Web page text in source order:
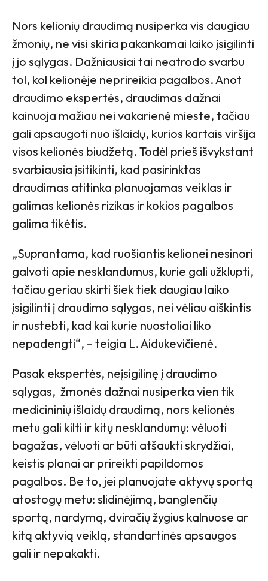
Nors kelionių draudimą nusiperka vis daugiau
žmonių, ne visi skiria pakankamai laiko įsigilinti
į jo sąlygas. Dažniausiai tai neatrodo svarbu
tol, kol kelionėje neprireikia pagalbos. Anot
draudimo ekspertės, draudimas dažnai
kainuoja mažiau nei vakarienė mieste, tačiau
gali apsaugoti nuo išlaidų, kurios kartais viršija
visos kelionės biudžetą. Todėl prieš išvykstant
svarbiausia įsitikinti, kad pasirinktas
draudimas atitinka planuojamas veiklas ir
galimas kelionės rizikas ir kokios pagalbos
galima tikėtis.
„Suprantama, kad ruošiantis kelionei nesinori
galvoti apie nesklandumus, kurie gali užklupti,
tačiau geriau skirti šiek tiek daugiau laiko
įsigilinti į draudimo sąlygas, nei vėliau aiškintis
ir nustebti, kad kai kurie nuostoliai liko
nepadengti“, – teigia L. Aidukevičienė.
Pasak ekspertės, neįsigilinę į draudimo
sąlygas, žmonės dažnai nusiperka vien tik
medicininių išlaidų draudimą, nors kelionės
metu gali kilti ir kitų nesklandumų: vėluoti
bagažas, vėluoti ar būti atšaukti skrydžiai,
keistis planai ar prireikti papildomos
pagalbos. Be to, jei planuojate aktyvų sportą
atostogų metu: slidinėjimą, banglenčių
sportą, nardymą, dviračių žygius kalnuose ar
kitą aktyvią veiklą, standartinės apsaugos
gali ir nepakakti.